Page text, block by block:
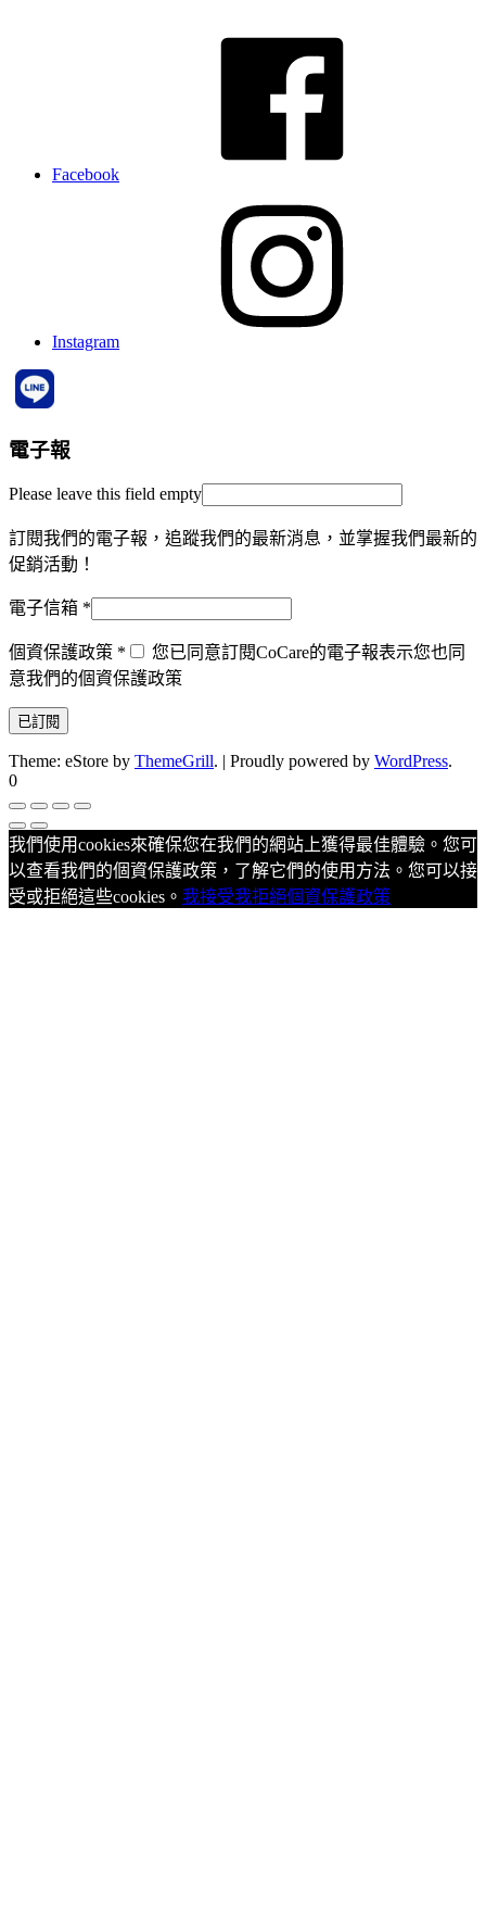
Facebook
Instagram
電子報
Please leave this field empty
訂閱我們的電子報，追蹤我們的最新消息，並掌握我們最新的
促銷活動！
電子信箱 *
個資保護政策 *
您已同意訂閱CoCare的電子報表示您也同
意我們的個資保護政策
Theme: eStore by ThemeGrill. | Proudly powered by WordPress.
0
我們使用cookies來確保您在我們的網站上獲得最佳體驗。您可
以查看我們的個資保護政策，了解它們的使用方法。您可以接
受或拒絕這些cookies。 我接受我拒絕個資保護政策